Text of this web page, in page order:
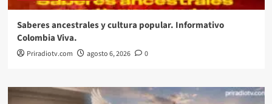
Saberes ancestrales y cultura popular. Informativo
Colombia Viva.
Priradiotv.com agosto 6, 2026 0